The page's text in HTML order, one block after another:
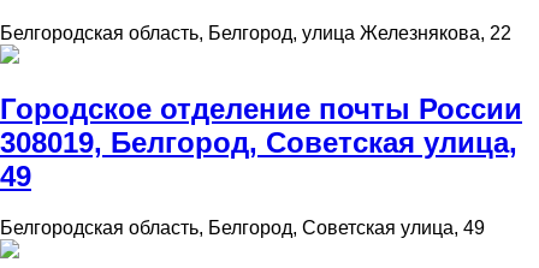
Белгородская область, Белгород, улица Железнякова, 22
Городское отделение почты России
308019, Белгород, Советская улица,
49
Белгородская область, Белгород, Советская улица, 49